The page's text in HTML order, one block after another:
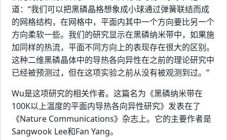
道：“我们可以把黑磷晶格想象成小球通过弹簧联结而成
的网格结构，在网格中，平面内其中一个方向要比另一个
方向柔软一些。我们的研究显示在黑磷纳米带中，如果施
加同样的热流，平面不同方向上的表现存在很大的区别。
这种二维黑磷晶体中的导热各向异性在之前的理论研究中
已经被预测过，但在这项实验之前从没有被观测到过。”
Wu是这项研究的相关作者。这篇名为《黑磷纳米带在
100K以上温度的平面内导热各向异性研究》发表在了
《Nature Communications》杂志上。它的主要作者是
Sangwook Lee和Fan Yang。